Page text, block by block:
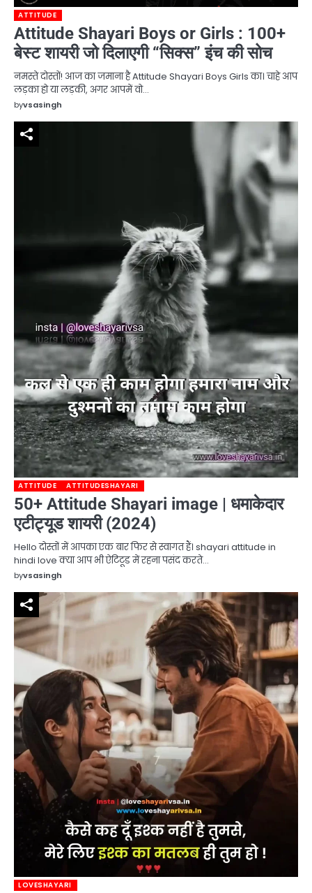
ATTITUDE
Attitude Shayari Boys or Girls : 100+
बेस्ट शायरी जो दिलाएगी “सिक्स” इंच की सोच
नमस्ते दोस्तों! आज का जमाना है Attitude Shayari Boys Girls का। चाहे आप
लड़का हो या लड़की, अगर आपमें वो…
byvsasingh
ATTITUDE ATTITUDESHAYARI
50+ Attitude Shayari image | धमाकेदार
एटीट्यूड शायरी (2024)
Hello दोस्तों में आपका एक बार फिर से स्वागत हैं। shayari attitude in
hindi love क्या आप भी ऐटिटूड में रहना पसंद करते…
byvsasingh
LOVESHAYARI